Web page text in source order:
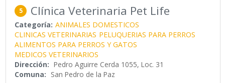
5 Clínica Veterinaria Pet Life
Categoría: ANIMALES DOMESTICOS
CLINICAS VETERINARIAS PELUQUERIAS PARA PERROS
ALIMENTOS PARA PERROS Y GATOS
MEDICOS VETERINARIOS
Dirección: Pedro Aguirre Cerda 1055, Loc. 31
Comuna: San Pedro de la Paz